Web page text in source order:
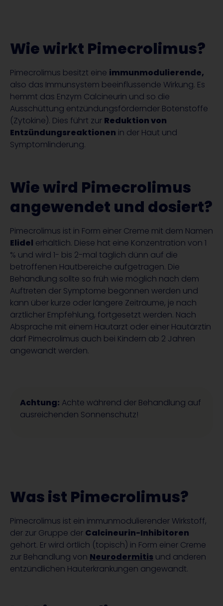
Wie wirkt Pimecrolimus?
Pimecrolimus besitzt eine immunmodulierende,
also das Immunsystem beeinflussende Wirkung. Es
hemmt das Enzym Calcineurin und so die
Ausschüttung entzündungsfördernder Botenstoffe
(Zytokine). Dies führt zur Reduktion von
Entzündungsreaktionen in der Haut und
Symptomlinderung.
Wie wird Pimecrolimus
angewendet und dosiert?
Pimecrolimus ist in Form einer Creme mit dem Namen
Elidel erhältlich. Diese hat eine Konzentration von 1
% und wird 1- bis 2-mal täglich dünn auf die
betroffenen Hautbereiche aufgetragen. Die
Behandlung sollte so früh wie möglich nach dem
Auftreten der Symptome begonnen werden und
kann über kurze oder längere Zeiträume, je nach
ärztlicher Empfehlung, fortgesetzt werden. Nach
Absprache mit einem Hautarzt oder einer Hautärztin
darf Pimecrolimus auch bei Kindern ab 2 Jahren
angewandt werden.
Achtung: Achte während der Behandlung auf
ausreichenden Sonnenschutz!
Was ist Pimecrolimus?
Pimecrolimus ist ein immunmodulierender Wirkstoff,
der zur Gruppe der Calcineurin-Inhibitoren
gehört. Er wird örtlich (topisch) in Form einer Creme
zur Behandlung von Neurodermitis und anderen
entzündlichen Hauterkrankungen angewandt.